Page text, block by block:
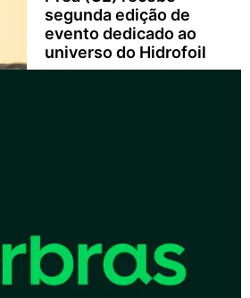
segunda edição de
evento dedicado ao
universo do Hidrofoil